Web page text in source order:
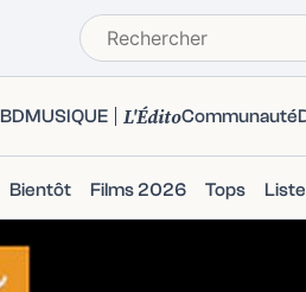
BDMUSIQUE L'ÉditoCommunauté
Bientôt Films 2026 Tops